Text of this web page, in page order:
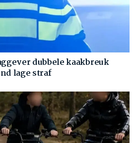
dubbele kaakbreuk
lage straf